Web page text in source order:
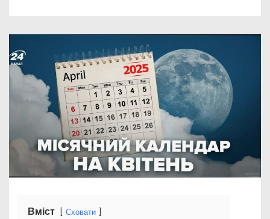
Вміст Сховати